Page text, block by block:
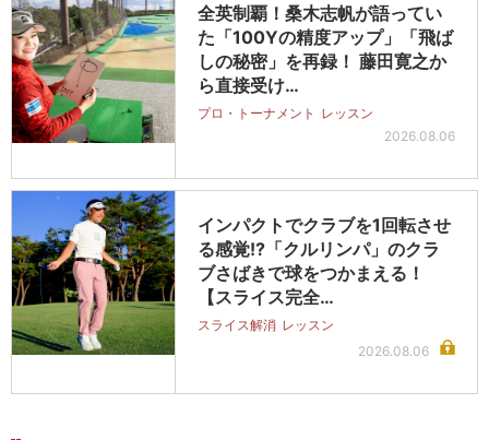
全英制覇！桑木志帆が語ってい
た「100Yの精度アップ」「飛ば
しの秘密」を再録！ 藤田寛之か
ら直接受け…
プロ・トーナメント レッスン
2026.08.06
インパクトでクラブを1回転させ
る感覚!?「クルリンパ」のクラ
ブさばきで球をつかまえる！
【スライス完全…
スライス解消 レッスン
2026.08.06